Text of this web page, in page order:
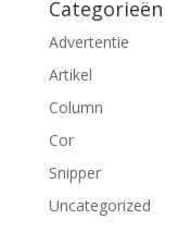
Categorieën
Advertentie
Artikel
Column
Cor
Snipper
Uncategorized